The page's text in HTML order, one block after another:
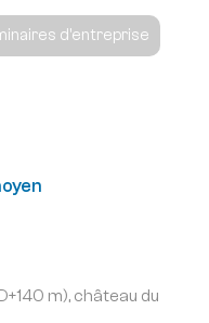
d'entreprise
m), château du